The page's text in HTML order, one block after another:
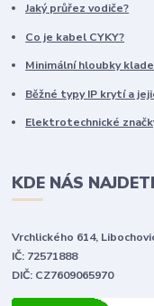
Jaký průřez vodiče?
Co je kabel CYKY?
Minimální hloubky
Běžné typy IP krytí a
Elektrotechnické
KDE NÁS
Vrchlického 614,
IČ: 72571888
DIČ: CZ7609065970